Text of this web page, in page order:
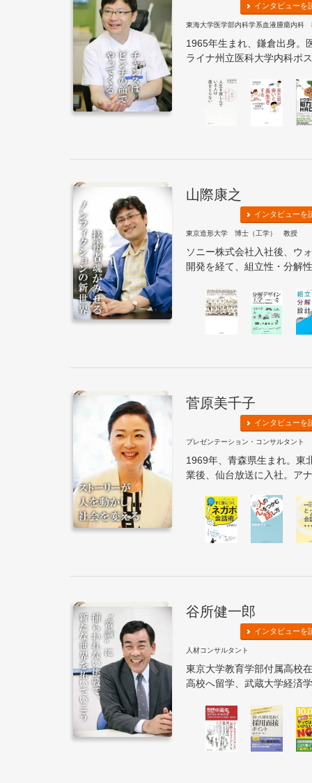
インタビューを
東海大学医学部内科学系血液腫瘍内科
1965年生まれ、鎌倉出身。
ライナ州立医科大学内科ポ
山際康之
インタビューを
東京造形大学 博士（工学） 教授
ソニー株式会社入社後、ウ
開発を経て、組立性・分解
菅原美千子
インタビューを
プレゼンテーション・コンサルタント
1969年、青森県生まれ。東
業後、仙台放送に入社。ア
谷所健一郎
インタビューを
人材コンサルタント
東京大学教育学部付属高校
高校へ留学、武蔵大学経済